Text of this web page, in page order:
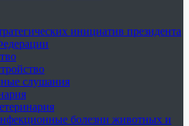
инициатив президента
слушания
болезни животных и